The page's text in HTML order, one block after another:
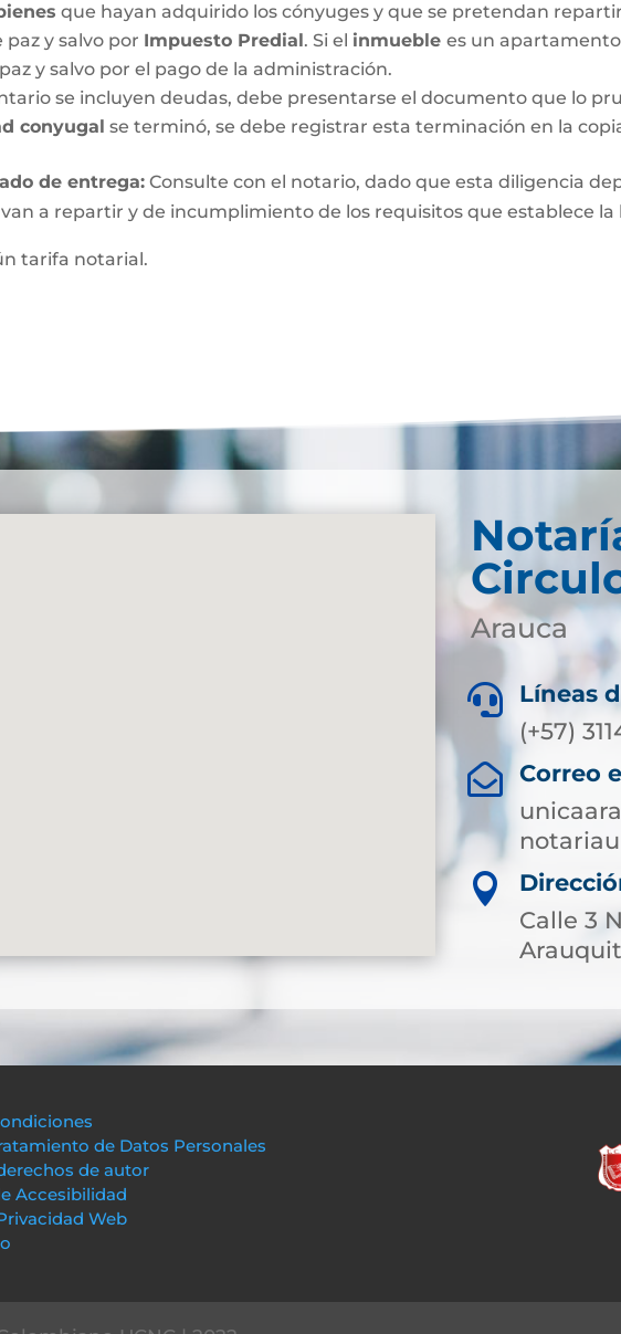
que hayan adquirido los cónyuges y que se pretendan
y salvo por Impuesto Predial. Si el inmueblees un
y salvo por el pago de la administración.
se incluyen deudas, debe presentarse el documento que lo
conyugal se terminó, se debe registrar esta terminación en la
de entrega: Consulte con el notario, dado que esta diligencia
a repartir y de incumplimiento de los requisitos que establece la
tarifa notarial.
Arauca

Líneas
(+57)

Correo

Calle 3
de Datos Personales
de autor
Accesibilidad
Web